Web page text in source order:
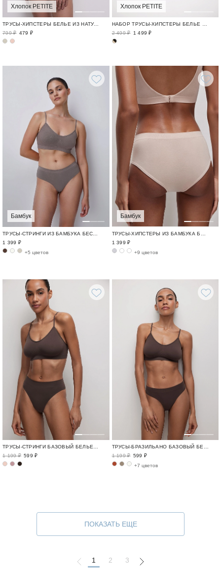
Хлопок PETITE
ТРУСЫ-ХИПСТЕРЫ БЕЛЬЕ ИЗ НАТУРАЛЬНОГО ХЛОПКА / TENDER PETITE
799 ₽ 479 ₽
Хлопок PETITE
НАБОР ТРУСЫ-ХИПСТЕРЫ БЕЛЬЕ ИЗ НАТУРАЛЬНОГО ХЛОПКА / TENDER PETITE
2 499 ₽ 1 499 ₽
Бамбук
ТРУСЫ-СТРИНГИ ИЗ БАМБУКА БЕСШОВНЫЙ БАМБУК / BAMBOO SEAMLESS
1 399 ₽
+5 цветов
Бамбук
1 399 ₽
+9 цветов
ТРУСЫ-СТРИНГИ БАЗОВЫЙ БЕЛЬЕВОЙ ГАРДЕРОБ / SEAMLESS BASE
1 199 ₽ 599 ₽
ТРУСЫ-БРАЗИЛЬАНО БАЗОВЫЙ БЕЛЬЕВОЙ ГАРДЕРОБ / SEAMLESS BASE
1 199 ₽ 599 ₽
+7 цветов
ПОКАЗАТЬ ЕЩЕ
1 2 3